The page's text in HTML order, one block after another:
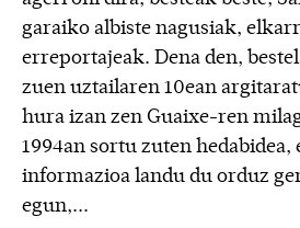
garaiko albiste nagusiak,
erreportajeak. Dena den,
zuen uztailaren 10ean
hura izan zen Guaixe-ren
1994an sortu zuten hedabidea,
informazioa landu du orduz
egun,...